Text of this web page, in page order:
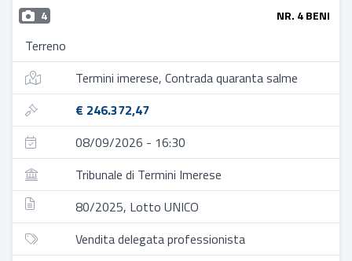
4 NR. 4 BENI
Terreno
Termini imerese, Contrada quaranta salme
€ 246.372,47
08/09/2026 - 16:30
Tribunale di Termini Imerese
80/2025, Lotto UNICO
Vendita delegata professionista